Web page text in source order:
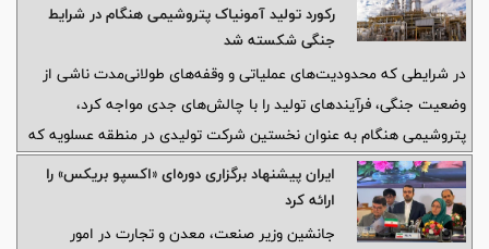
رکورد تولید آمونیاک پتروشیمی هنگام در شرایط
جنگی شکسته شد
در شرایطی که محدودیت‌های عملیاتی و وقفه‌های طولانی‌مدت ناشی از
وضعیت جنگی، فرآیندهای تولید را با چالش‌های جدی مواجه کرد،
پتروشیمی هنگام به عنوان نخستین شرکت تولیدی در منطقه عسلویه که
بعد از جنگ 40 روزه در سرویس قرار گرفت، موفق شد در سه ماهه نخست
سال ۱۴۰۵ با تکیه بر توان تخصصی و پشتکار مدیریت و کارکنان خود، حد
نصاب تازه‌ای در تولید آمونیاک به ثبت برساند.
ایران پیشنهاد برگزاری دوره‌ای «اکسپو بریکس» را
ارائه کرد
جانشین وزیر صنعت، معدن و تجارت در امور